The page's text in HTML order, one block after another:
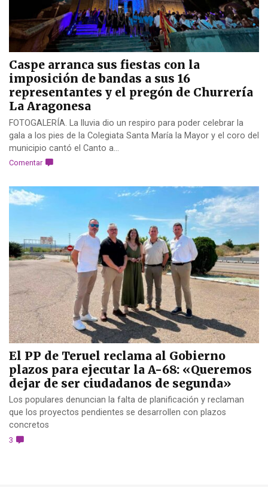
Caspe arranca sus fiestas con la
imposición de bandas a sus 16
representantes y el pregón de Churrería
La Aragonesa
FOTOGALERÍA. La lluvia dio un respiro para poder celebrar la
gala a los pies de la Colegiata Santa María la Mayor y el coro del
municipio cantó el Canto a...
Comentar
El PP de Teruel reclama al Gobierno
plazos para ejecutar la A-68: «Queremos
dejar de ser ciudadanos de segunda»
Los populares denuncian la falta de planificación y reclaman
que los proyectos pendientes se desarrollen con plazos
concretos
3